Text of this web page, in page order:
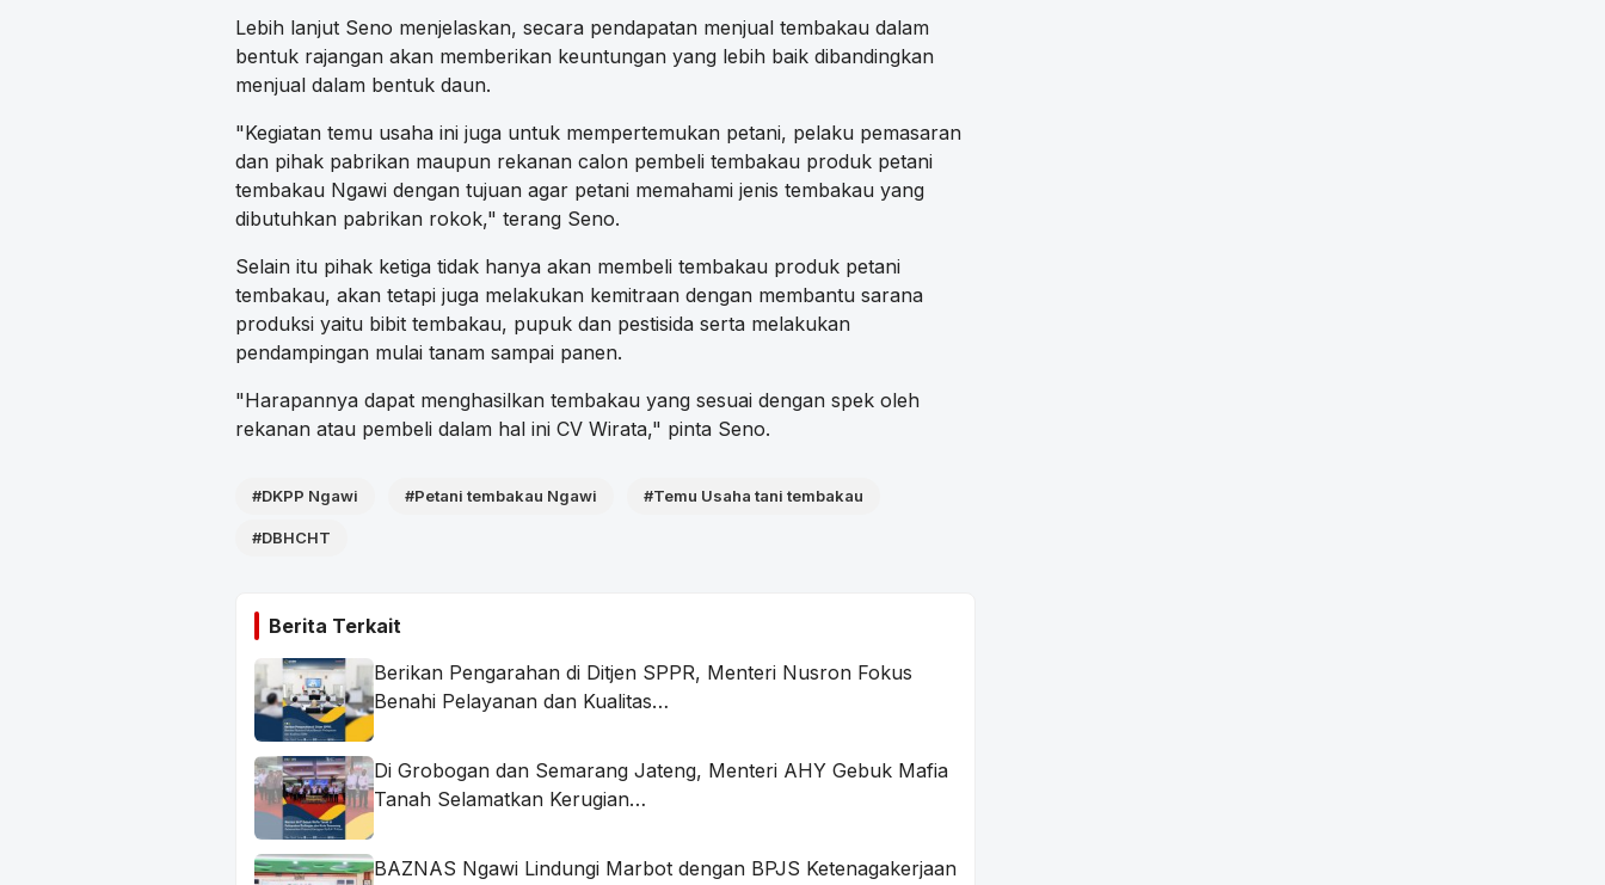
Lebih lanjut Seno menjelaskan, secara pendapatan menjual tembakau dalam
bentuk rajangan akan memberikan keuntungan yang lebih baik dibandingkan
menjual dalam bentuk daun.
"Kegiatan temu usaha ini juga untuk mempertemukan petani, pelaku pemasaran
dan pihak pabrikan maupun rekanan calon pembeli tembakau produk petani
tembakau Ngawi dengan tujuan agar petani memahami jenis tembakau yang
dibutuhkan pabrikan rokok," terang Seno.
Selain itu pihak ketiga tidak hanya akan membeli tembakau produk petani
tembakau, akan tetapi juga melakukan kemitraan dengan membantu sarana
produksi yaitu bibit tembakau, pupuk dan pestisida serta melakukan
pendampingan mulai tanam sampai panen.
"Harapannya dapat menghasilkan tembakau yang sesuai dengan spek oleh
rekanan atau pembeli dalam hal ini CV Wirata," pinta Seno.
#DKPP Ngawi #Petani tembakau Ngawi #Temu Usaha tani tembakau
#DBHCHT
Berita Terkait
Berikan Pengarahan di Ditjen SPPR, Menteri Nusron Fokus
Benahi Pelayanan dan Kualitas…
Di Grobogan dan Semarang Jateng, Menteri AHY Gebuk Mafia
Tanah Selamatkan Kerugian…
BAZNAS Ngawi Lindungi Marbot dengan BPJS Ketenagakerjaan